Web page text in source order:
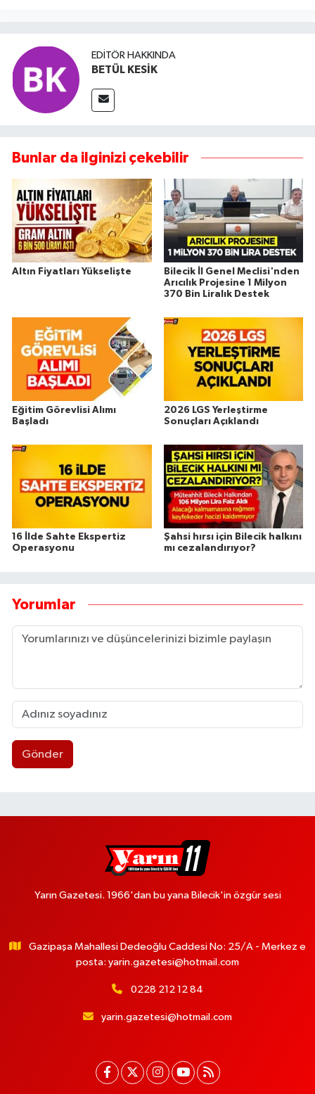
EDITÖR HAKKINDA
BETÜL KESİK
Bunlar da ilginizi çekebilir
Altın Fiyatları Yükselişte
Bilecik İl Genel Meclisi'nden
Arıcılık Projesine 1 Milyon
370 Bin Liralık Destek
Eğitim Görevlisi Alımı
Başladı
2026 LGS Yerleştirme
Sonuçları Açıklandı
16 İlde Sahte Ekspertiz
Operasyonu
Şahsi hırsı için Bilecik halkını
mı cezalandırıyor?
Yorumlar
Gönder
Yarın Gazetesi. 1966'dan bu yana Bilecik'in özgür sesi
Gazipaşa Mahallesi Dedeoğlu Caddesi No: 25/A - Merkez e
posta: yarin.gazetesi@hotmail.com
0228 212 12 84
yarin.gazetesi@hotmail.com